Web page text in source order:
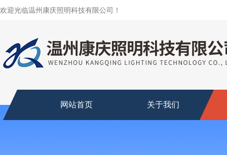
欢迎光临温州康庆照明科技有限公司！
网站首页 关于我们